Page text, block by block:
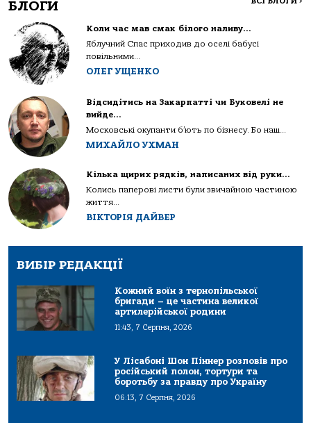
БЛОГИ
Коли час мав смак білого наливу…
Яблучний Спас приходив до оселі бабусі
повільними...
ОЛЕГ УЩЕНКО
Відсидітись на Закарпатті чи Буковелі не
вийде…
Московські окупанти б’ють по бізнесу. Бо наш...
МИХАЙЛО УХМАН
Кілька щирих рядків, написаних від руки…
Колись паперові листи були звичайною частиною
життя...
ВІКТОРІЯ ДАЙВЕР
ВИБІР РЕДАКЦІЇ
Кожний воїн з тернопільської
бригади – це частина великої
артилерійської родини
11:43, 7 Серпня, 2026
У Лісабоні Шон Піннер розповів про
російський полон, тортури та
боротьбу за правду про Україну
06:13, 7 Серпня, 2026